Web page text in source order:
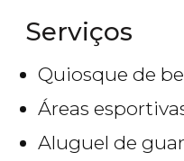
Serviços
Quiosque de
Áreas
Aluguel de